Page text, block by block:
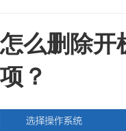
怎么删除开
项？